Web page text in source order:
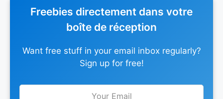
Freebies directement dans votre
boîte de réception
Want free stuff in your email inbox regularly?
Sign up for free!
Leave